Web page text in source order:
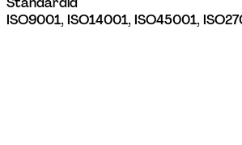
ISO9001, ISO14001, ISO45001,